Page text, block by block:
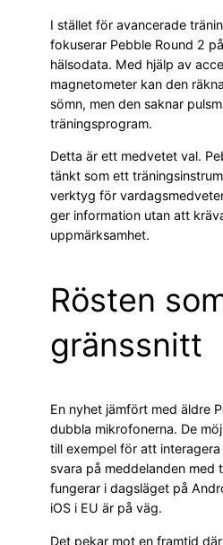
I stället för avancerade
fokuserar Pebble Round 2
hälsodata. Med hjälp av
magnetometer kan den
sömn, men den saknar
träningsprogram.
Detta är ett medvetet val.
tänkt som ett
verktyg för
ger information utan att
uppmärksamhet.
Rösten
gränssnitt
En nyhet jämfört med äldre
dubbla mikrofonerna. De
till exempel för att
svara på meddelanden med
fungerar i dagsläget på
iOS i EU är på väg.
Det pekar mot en framtid